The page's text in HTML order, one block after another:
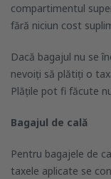
compartimentul
fără niciun cost
Dacă bagajul nu se
nevoiți să plătiți o
Plățile pot fi făcute
Bagajul de cală
Pentru bagajele de
taxele aplicate se